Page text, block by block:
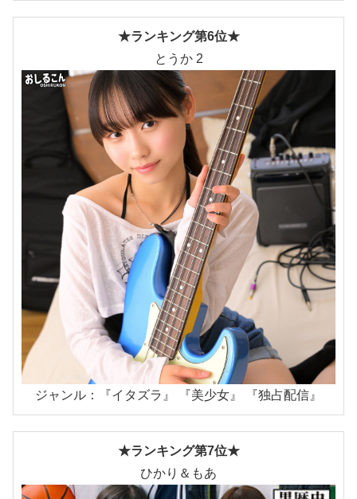
★ランキング第6位★
とうか 2
ジャンル：『イタズラ』 『美少女』 『独占配信』
★ランキング第7位★
ひかり＆もあ